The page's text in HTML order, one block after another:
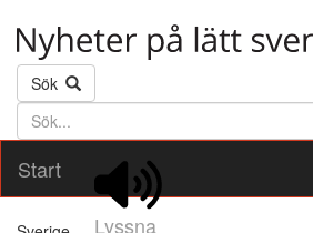
Sök
Söktext
Start
Lyssna